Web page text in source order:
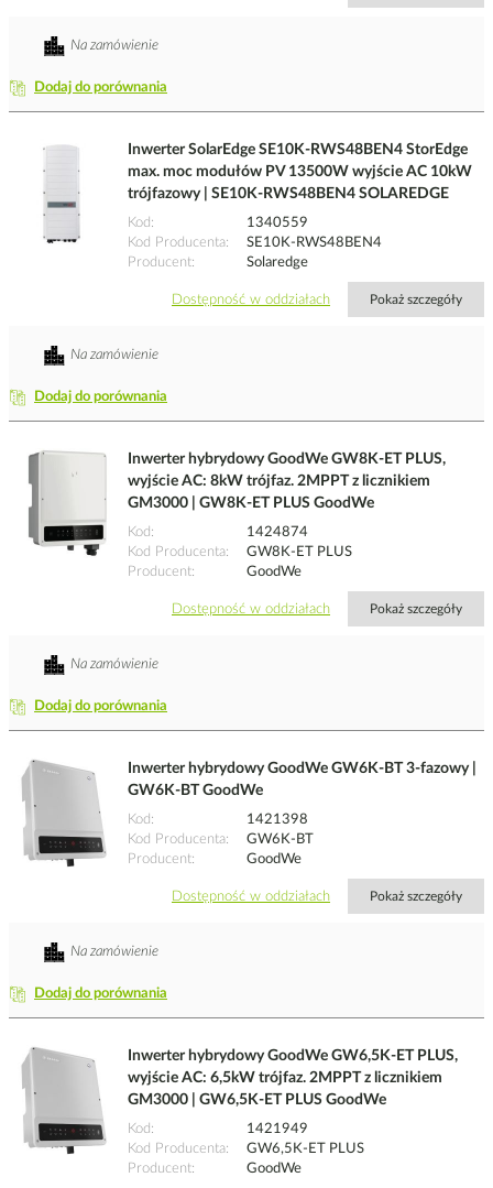
Dodaj do porównania
Na zamówienie
Inwerter SolarEdge SE10K-RWS48BEN4 StorEdge
max. moc modułów PV 13500W wyjście AC 10kW
trójfazowy | SE10K-RWS48BEN4 SOLAREDGE
Kod
1340559
Kod Producenta
SE10K-RWS48BEN4
Producent
Solaredge
Dostępność w oddziałach Pokaż szczegóły
Dodaj do porównania
Na zamówienie
Inwerter hybrydowy GoodWe GW8K-ET PLUS,
wyjście AC: 8kW trójfaz. 2MPPT z licznikiem
GM3000 | GW8K-ET PLUS GoodWe
Kod
1424874
Kod Producenta
GW8K-ET PLUS
Producent
GoodWe
Dostępność w oddziałach Pokaż szczegóły
Dodaj do porównania
Na zamówienie
Inwerter hybrydowy GoodWe GW6K-BT 3-fazowy |
GW6K-BT GoodWe
Kod
1421398
Kod Producenta
GW6K-BT
Producent
GoodWe
Dostępność w oddziałach Pokaż szczegóły
Dodaj do porównania
Na zamówienie
Inwerter hybrydowy GoodWe GW6,5K-ET PLUS,
wyjście AC: 6,5kW trójfaz. 2MPPT z licznikiem
GM3000 | GW6,5K-ET PLUS GoodWe
Kod
1421949
Kod Producenta
GW6,5K-ET PLUS
Producent
GoodWe